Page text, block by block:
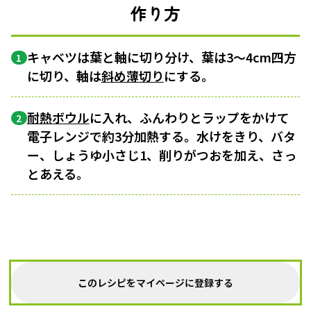
作り方
1 キャベツは葉と軸に切り分け、葉は3～4cm四方
に切り、軸は斜め薄切りにする。
2 耐熱ボウルに入れ、ふんわりとラップをかけて
電子レンジで約3分加熱する。水けをきり、バタ
ー、しょうゆ小さじ1、削りがつおを加え、さっ
とあえる。
このレシピをマイページに登録する